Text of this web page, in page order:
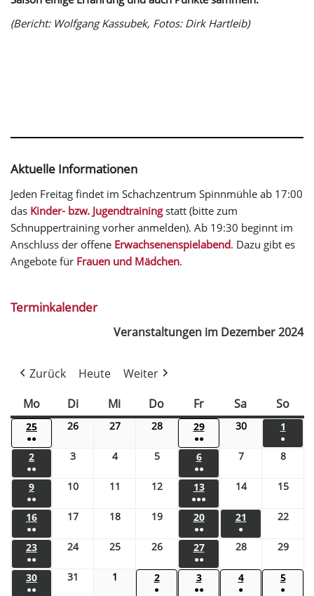
(Bericht: Wolfgang Kassubek, Fotos: Dirk Hartleib)
Aktuelle Informationen
Jeden Freitag findet im Schachzentrum Spinnmühle ab 17:00
das Kinder- bzw. Jugendtrainingstatt (bitte zum
Schnuppertraining vorher anmelden). Ab 19:30 beginnt im
Anschluss der offene Erwachsenenspielabend. Dazu gibt es
Angebote für Frauen und Mädchen.
Terminkalender
Veranstaltungen im Dezember 2024
Zurück Heute
Weiter
Mo
Di Mi Do Fr Sa So
25
●●
26 27 28 29
●●
30 1
●
2
●●
3 4 5 6
●●
7 8
9
●●
10 11 12 13
●●●
14 15
16
●●
17 18 19 20
●●
21
●
22
23
●●
24 25 26 27
●●
28 29
30
●●
31 1 2
●
3
●●
4
●
5
●